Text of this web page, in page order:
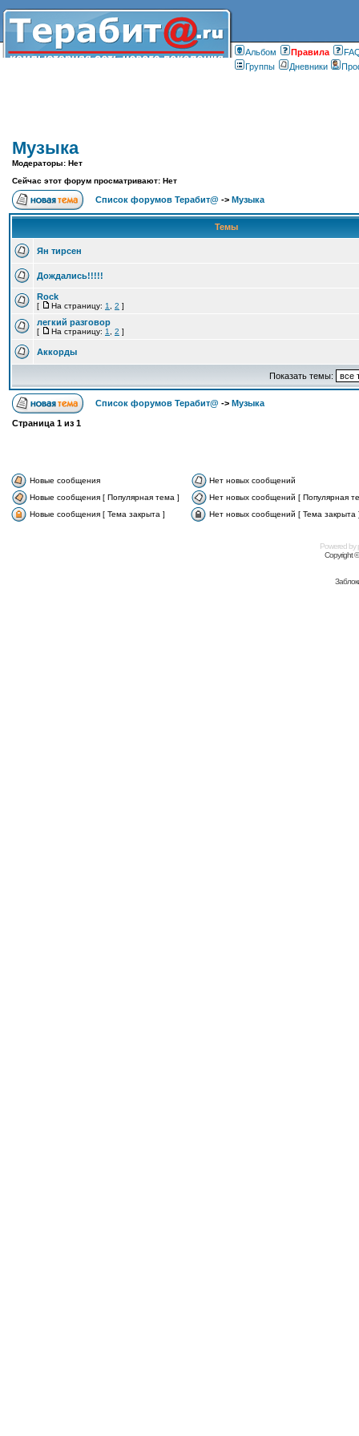
Альбом Правилa
Группы
Дневники
Музыка
Модераторы: Нет
Сейчас этот форум просматривают: Нет
Список форумов Терабит@ -> Музыка
Темы
Ян тирсен
Дождались!!!!!
Rock
[ На страницу: 1 2 ]
легкий разговор
[ На страницу: 1 2 ]
Аккорды
Показать темы:
Список форумов Терабит@ -> Музыка
Страница 1 из 1
Новые сообщения
Нет новых сообщений
Новые сообщения [ Популярная тема ]
Нет новых сообщений [ Популярная
Новые сообщения [ Тема закрыта ]
Нет новых сообщений [ Тема закрыта
Powered by
Copyright